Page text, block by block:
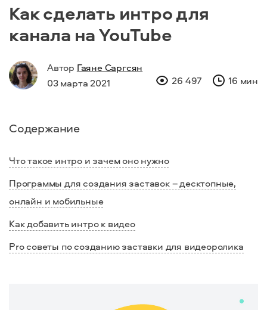
Как сделать интро для
канала на YouTube
Автор Гаяне Саргсян
03 марта 2021
26 497 16 мин
Содержание
Что такое интро и зачем оно нужно
Программы для создания заставок – десктопные,
онлайн и мобильные
Как добавить интро к видео
Pro советы по созданию заставки для видеоролика